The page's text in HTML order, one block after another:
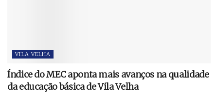
VILA VELHA
Índice do MEC aponta mais avanços na qualidade
da educação básica de Vila Velha